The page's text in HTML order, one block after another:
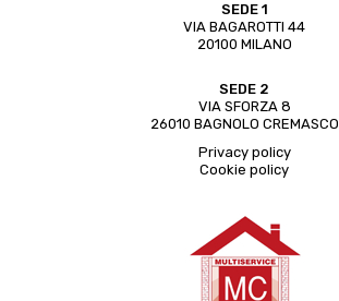
SEDE 1
VIA BAGAROTTI 44
20100 MILANO
SEDE 2
VIA SFORZA 8
26010 BAGNOLO CREMASCO
Privacy policy
Cookie policy